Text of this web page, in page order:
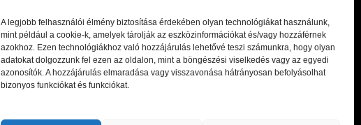
A legjobb felhasználói élmény biztosítása érdekében olyan technológiákat használunk,
mint például a cookie-k, amelyek tárolják az eszközinformációkat és/vagy hozzáférnek
azokhoz. Ezen technológiákhoz való hozzájárulás lehetővé teszi számunkra, hogy olyan
adatokat dolgozzunk fel ezen az oldalon, mint a böngészési viselkedés vagy az egyedi
azonosítók. A hozzájárulás elmaradása vagy visszavonása hátrányosan befolyásolhat
bizonyos funkciókat és funkciókat.